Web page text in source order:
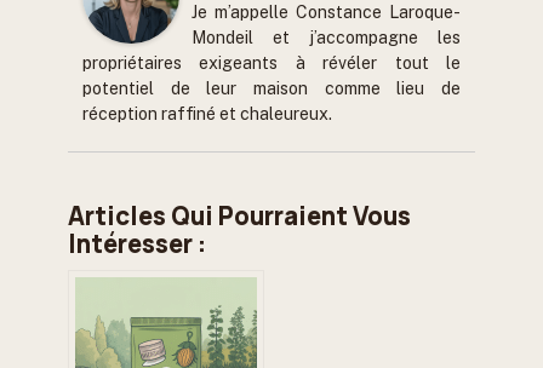
Je m’appelle Constance Laroque-
Mondeil et j’accompagne les
propriétaires exigeants à révéler tout le
potentiel de leur maison comme lieu de
réception raffiné et chaleureux.
Articles Qui Pourraient Vous
Intéresser :